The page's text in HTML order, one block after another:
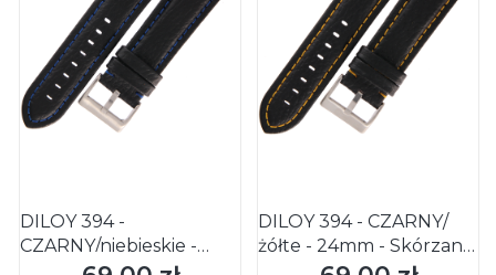
DILOY 394 -
CZARNY/niebieskie -
24mm - Skórzany pasek
DILOY 394 - CZARNY/
żółte - 24mm - Skórzany
pasek do zegarka o